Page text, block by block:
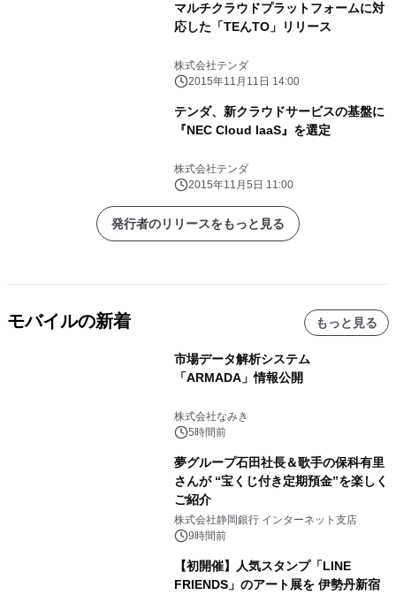
マルチクラウドプラットフォームに対
応した「TEんTO」リリース
株式会社テンダ
2015年11月11日 14:00
テンダ、新クラウドサービスの基盤に
『NEC Cloud IaaS』を選定
株式会社テンダ
2015年11月5日 11:00
発行者のリリースをもっと見る
モバイルの新着 もっと見る
市場データ解析システム
「ARMADA」情報公開
株式会社なみき
5時間前
夢グループ石田社長＆歌手の保科有里
さんが “宝くじ付き定期預金”を楽しく
ご紹介
株式会社静岡銀行 インターネット支店
9時間前
【初開催】人気スタンプ「LINE
FRIENDS」のアート展を 伊勢丹新宿